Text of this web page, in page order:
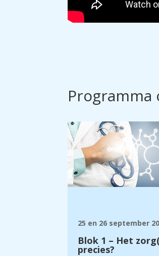
Programma
25 en 26 september
Blok 1 – Het
precies?